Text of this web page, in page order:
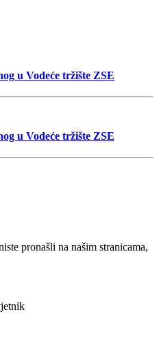
u Vodeće tržište ZSE
u Vodeće tržište ZSE
pronašli na našim stranicama,